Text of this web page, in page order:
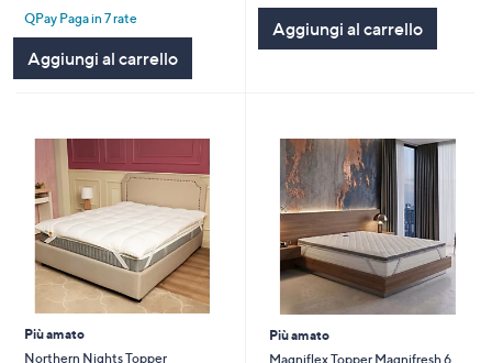
5
Stars
QPay Paga in 7 rate
Aggiungi al carrello
Aggiungi al carrello
Più amato
Northern Nights Topper
Più amato
Magniflex Topper Magnifresh 6